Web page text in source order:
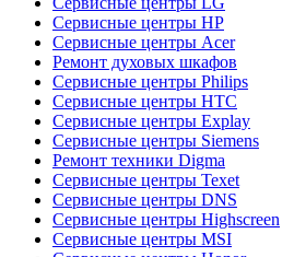
Сервисные центры HP
Сервисные центры Acer
Ремонт духовых шкафов
Сервисные центры Philips
Сервисные центры HTC
Сервисные центры Explay
Сервисные центры Siemens
Ремонт техники Digma
Сервисные центры Texet
Сервисные центры DNS
Сервисные центры Highscreen
Сервисные центры MSI